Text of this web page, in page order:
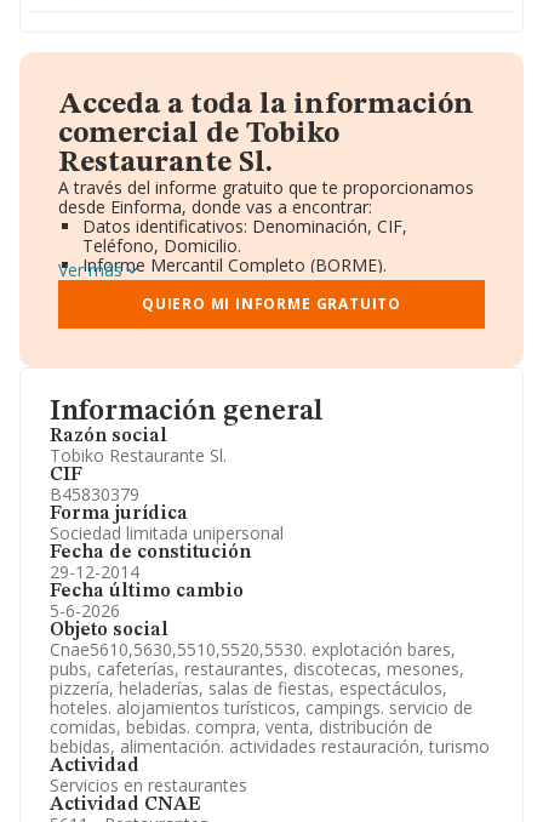
Información general
Razón social
Tobiko Restaurante Sl.
CIF
B45830379
Forma jurídica
Sociedad limitada unipersonal
Fecha de constitución
29-12-2014
Fecha último cambio
5-6-2026
Objeto social
Cnae5610,5630,5510,5520,5530. explotación bares,
pubs, cafeterías, restaurantes, discotecas, mesones,
pizzería, heladerías, salas de fiestas, espectáculos,
hoteles. alojamientos turísticos, campings. servicio de
comidas, bebidas. compra, venta, distribución de
bebidas, alimentación. actividades restauración, turismo
Actividad
Servicios en restaurantes
Actividad CNAE
Acceda a toda la información
comercial de Tobiko
Restaurante Sl.
A través del informe gratuito que te proporcionamos
desde Einforma, donde vas a encontrar:
Datos identificativos: Denominación, CIF,
Teléfono, Domicilio.
Informe Mercantil Completo (BORME).
Gráficos de Evolución Ventas y Empleados.
Consejo de Administración y Administradores.
Directivos y Ejecutivos.
Información oficial y registral complementaria.
Ver más
QUIERO MI INFORME GRATUITO